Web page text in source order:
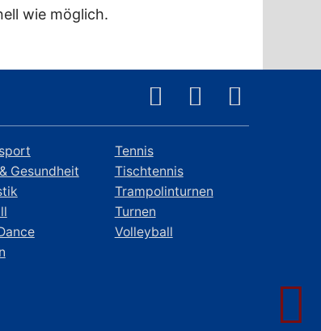
wie möglich.
Gesundheit
Tennis
Tischtennis
Trampolinturnen
Turnen
Volleyball